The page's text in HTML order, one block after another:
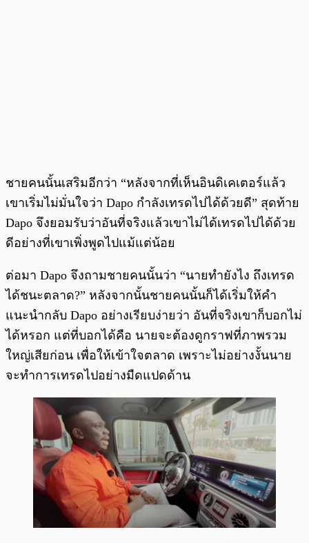
ชายคนนั้นเสริมอีกว่า “หลังจากที่เห็นอินดิเคเตอร์แล้ว
เขาเริ่มไม่มั่นใจว่า Dapo กำลังเทรดไปได้ด้วยดี” สุดท้าย
Dapo จึงยอมรับว่าอันที่จริงแล้วเขาไม่ได้เทรดไปได้ด้วย
ดีอย่างที่เขาเพิ่งพูดไปแม้แต่น้อย
ต่อมา Dapo จึงถามชายคนนั้นว่า “นายทำยังไง ถึงเทรด
ได้ชนะตลาด?” หลังจากนั้นชายคนนั้นก็ได้เริ่มให้คำ
แนะนำกลับ Dapo อย่างเรียบง่ายว่า อันที่จริงเขาก็บอกไม่
ได้หรอก แต่ที่บอกได้คือ นายจะต้องดูกราฟที่ภาพรวม
ใหญ่เสียก่อน เพื่อให้เข้าใจตลาด เพราะไม่อย่างงั้นนาย
จะทำการเทรดไปอย่างมืดแปดด้าน